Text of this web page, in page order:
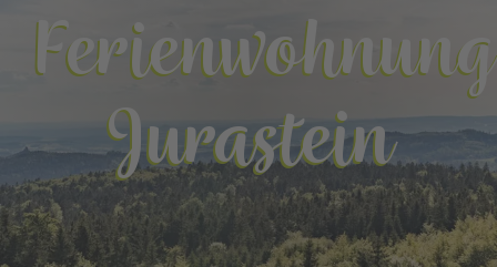
Ferienwohnung
Jurastein